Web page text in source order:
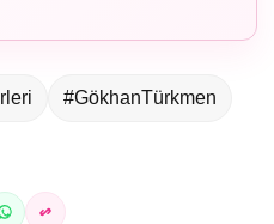
#GökhanTürkmen